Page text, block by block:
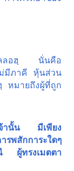
อัลลอฮฺ นั่นคือ
มีภาคี หุ้นส่วน
มายถึงผู้ที่ถูก
เจ้านั้น มีเพียง
พสักการะใดๆ
ผู้ทรงเมตตา